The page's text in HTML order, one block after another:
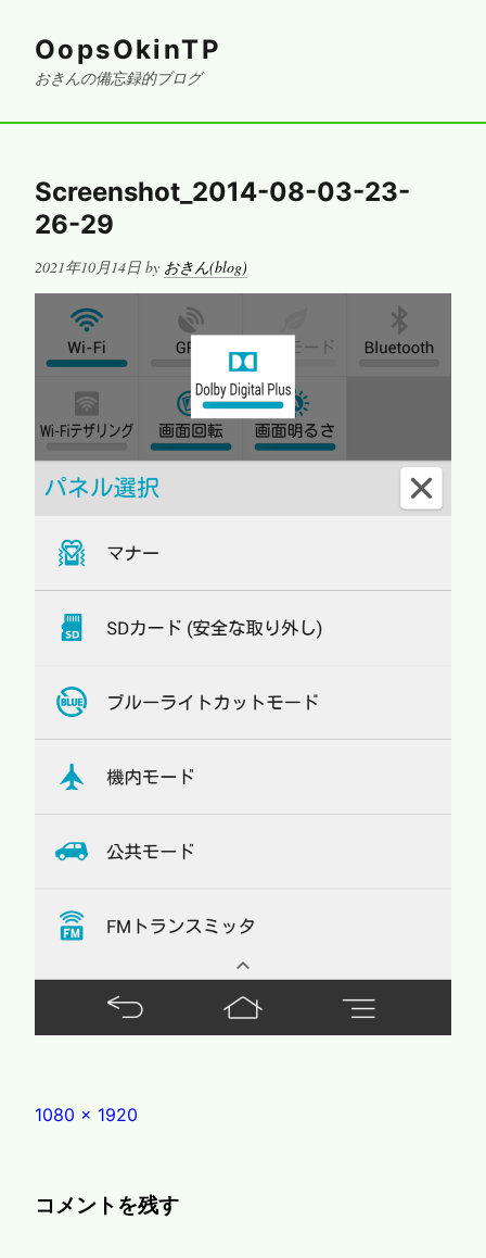
OopsOkinTP
おきんの備忘録的ブログ
Screenshot_2014-08-03-23-
26-29
Posted
2021年10月14日 by おきん(blog)
Full
1080 × 1920
コメントを残す